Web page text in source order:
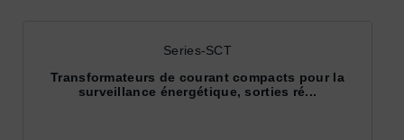
Series-SCT
Transformateurs de courant compacts pour la
surveillance énergétique, sorties ré...